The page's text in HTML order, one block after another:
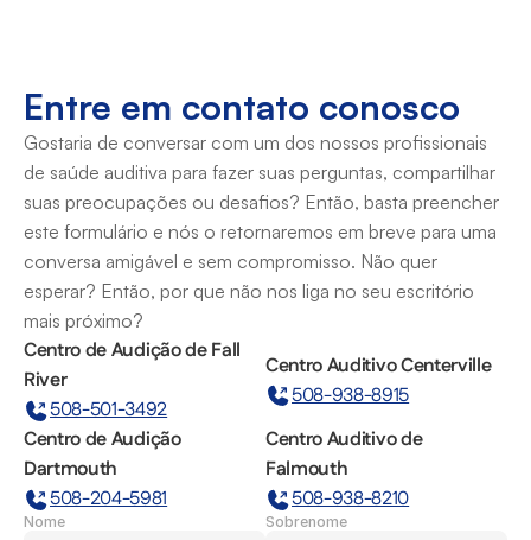
Entre em contato conosco
Gostaria de conversar com um dos nossos profissionais
de saúde auditiva para fazer suas perguntas, compartilhar
suas preocupações ou desafios? Então, basta preencher
este formulário e nós o retornaremos em breve para uma
conversa amigável e sem compromisso. Não quer
esperar? Então, por que não nos liga no seu escritório
mais próximo?
Centro de Audição de Fall
River
508-501-3492
Centro Auditivo Centerville
508-938-8915
Centro de Audição
Dartmouth
508-204-5981
Centro Auditivo de
Falmouth
508-938-8210
Nome Sobrenome